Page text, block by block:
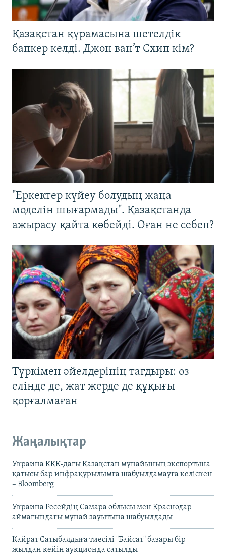
Қазақстан құрамасына шетелдік
бапкер келді. Джон ван’т Схип кім?
"Еркектер күйеу болудың жаңа
моделін шығармады". Қазақстанда
ажырасу қайта көбейді. Оған не себеп?
Түркімен әйелдерінің тағдыры: өз
елінде де, жат жерде де құқығы
қорғалмаған
Жаңалықтар
Украина КҚК-дағы Қазақстан мұнайының экспортына
қатысы бар инфрақұрылымға шабуылдамауға келіскен
– Bloomberg
Украина Ресейдің Самара облысы мен Краснодар
аймағындағы мұнай зауытына шабуылдады
Қайрат Сатыбалдыға тиесілі "Байсат" базары бір
жылдан кейін аукционда сатылды